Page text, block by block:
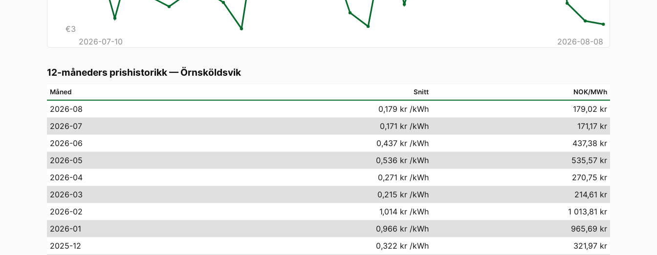
€3
2026-07-10
2026-08-08
12-måneders prishistorikk—Örnsköldsvik
Måned Snitt NOK/MWh
2026-08 0,179 kr /kWh
179,02 kr
2026-07
0,171 kr /kWh
171,17 kr
2026-06
0,437 kr /kWh
437,38 kr
2026-05
0,536 kr /kWh
535,57 kr
2026-04
0,271 kr /kWh
270,75 kr
2026-03
0,215 kr /kWh
214,61 kr
2026-02
1,014 kr /kWh
1 013,81 kr
2026-01
0,966 kr /kWh
965,69 kr
2025-12
0,322 kr /kWh
321,97 kr